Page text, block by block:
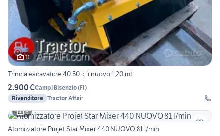
11
Trincia escavatore 40 50 q.li nuovo 1,20 mt
2.900 €Campi Bisenzio(FI)
Rivenditore Tractor Affair
6
Atomizzatore Projet Star Mixer 440 NUOVO 81 l/min